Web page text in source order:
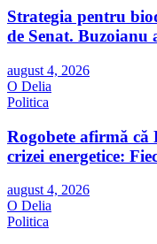
Strategia pentru
de Senat. Buzoianu
august 4, 2026
O Delia
Politica
Rogobete afirmă că
crizei energetice:
august 4, 2026
O Delia
Politica